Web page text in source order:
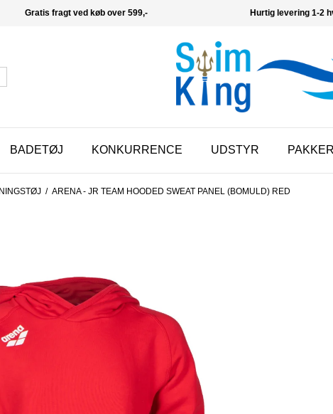
Gratis fragt ved køb over 599,- Hurtig levering 1-2
BADETØJ KONKURRENCE UDSTYR PAKKER
/ ARENA - JR TEAM HOODED SWEAT PANEL (BOMULD) RED